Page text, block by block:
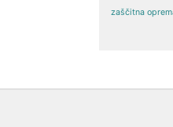
zaščitna